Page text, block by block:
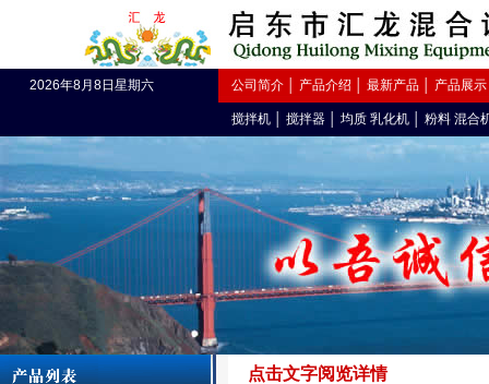
2026年8月8日星期六 公司简介 产品介绍 最新产品 产品展示
搅拌机 搅拌器 均质 乳化机 粉料 混合
点击文字阅览详情